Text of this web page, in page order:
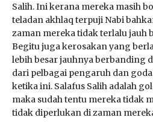
Salih. Ini kerana mereka masih
teladan akhlaq terpuji Nabi
zaman mereka tidak terlalu jauh
Begitu juga kerosakan yang
lebih besar jauhnya berbanding
dari pelbagai pengaruh dan
ketika ini. Salafus Salih adalah
maka sudah tentu mereka tidak
tidak diperlukan di zaman